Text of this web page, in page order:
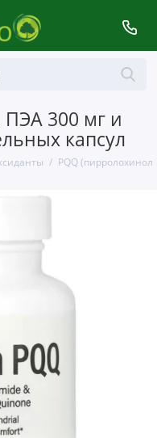
ПЭА 300 мг и
капсул
PQQ